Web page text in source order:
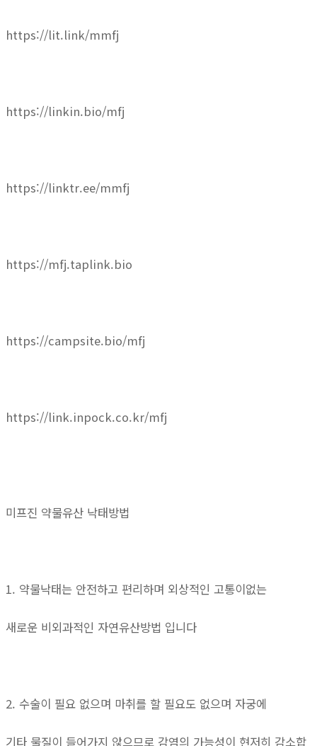
https://lit.link/mmfj
https://linkin.bio/mfj
https://linktr.ee/mmfj
https://mfj.taplink.bio
https://campsite.bio/mfj
https://link.inpock.co.kr/mfj
미프진 약물유산 낙태방법
1. 약물낙태는 안전하고 편리하며 외상적인 고통이없는
새로운 비외과적인 자연유산방법 입니다
2. 수술이 필요 없으며 마취를 할 필요도 없으며 자궁에
기타 물질이 들어가지 않으므로 감염의 가능성이 현저히 감소합